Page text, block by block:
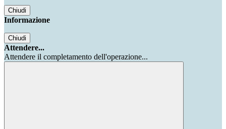
Chiudi
Informazione
Chiudi
Attendere...
Attendere il completamento dell'operazione...